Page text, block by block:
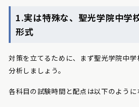
1.実は特殊な、聖光学院中学
形式
対策を立てるために、まず聖光学院中
分析しましょう。
各科目の試験時間と配点は以下のように